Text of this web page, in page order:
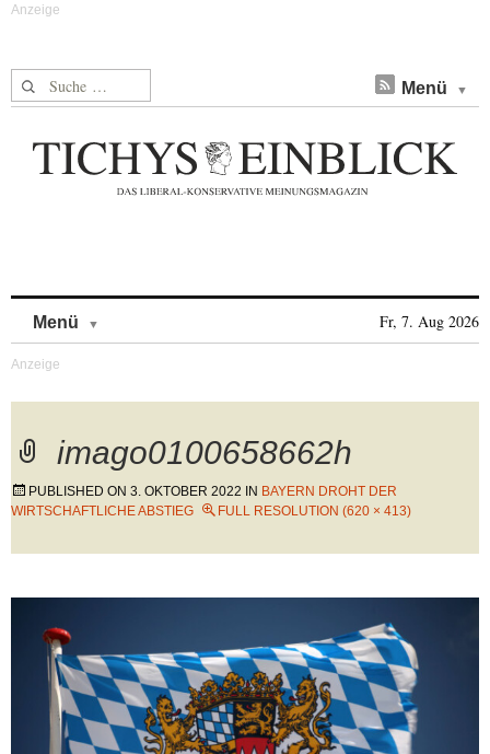
Suche nach: Menü
Menü Fr, 7. Aug 2026
imago0100658662h
PUBLISHED ON 3. OKTOBER 2022 IN BAYERN DROHT DER
WIRTSCHAFTLICHE ABSTIEG
FULL RESOLUTION (620 × 413)